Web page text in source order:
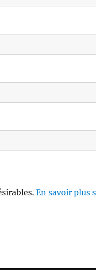
En savoir plus